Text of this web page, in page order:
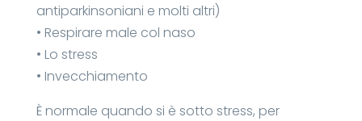
antiparkinsoniani e molti altri)
• Respirare male col naso
• Lo stress
• Invecchiamento
È normale quando si è sotto stress, per